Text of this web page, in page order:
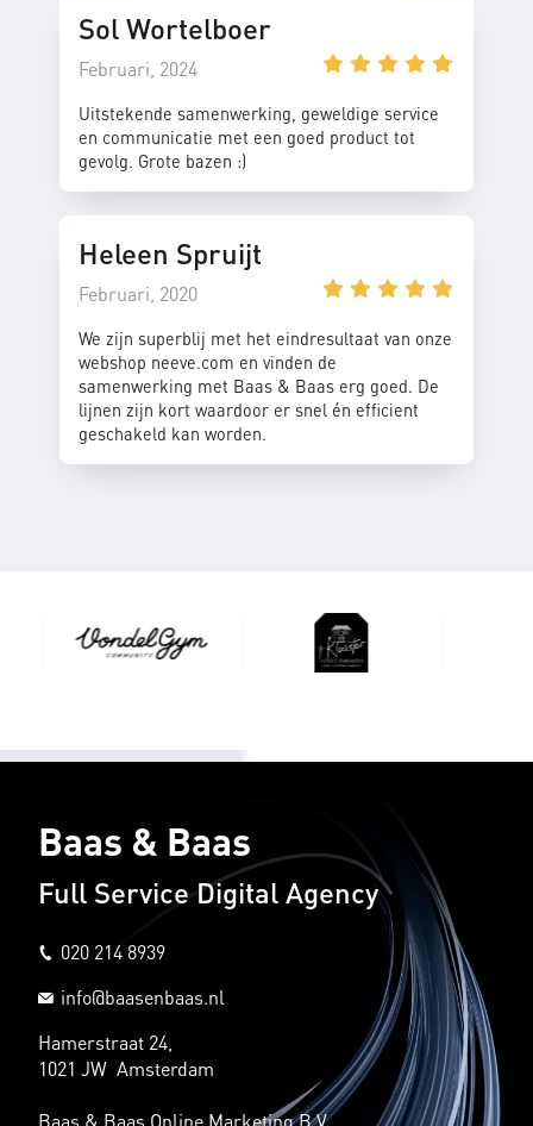
Sol Wortelboer
Februari, 2024
Uitstekende samenwerking, geweldige service
en communicatie met een goed product tot
gevolg. Grote bazen :)
Heleen Spruijt
Februari, 2020
We zijn superblij met het eindresultaat van onze
webshop neeve.com en vinden de
samenwerking met Baas & Baas erg goed. De
lijnen zijn kort waardoor er snel én efficient
geschakeld kan worden.
Baas & Baas
Full Service Digital Agency
020 214 8939
info@baasenbaas.nl
Hamerstraat 24,
1021 JW Amsterdam